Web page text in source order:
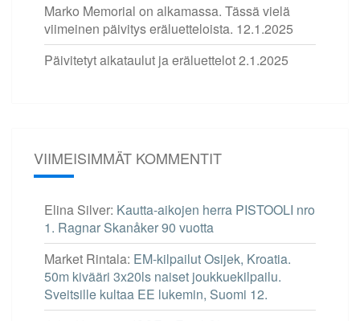
Marko Memorial on alkamassa. Tässä vielä
viimeinen päivitys eräluetteloista. 12.1.2025
Päivitetyt aikataulut ja eräluettelot2.1.2025
VIIMEISIMMÄT KOMMENTIT
Elina Silver: Kautta-aikojen herra PISTOOLI nro
1. Ragnar Skanåker 90 vuotta
Market Rintala: EM-kilpailut Osijek, Kroatia.
50m kivääri 3x20ls naiset joukkuekilpailu.
Sveitsille kultaa EE lukemin, Suomi 12.